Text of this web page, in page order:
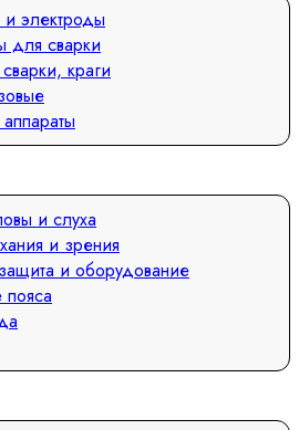
электроды
для сварки
краги
и слуха
и зрения
и оборудование